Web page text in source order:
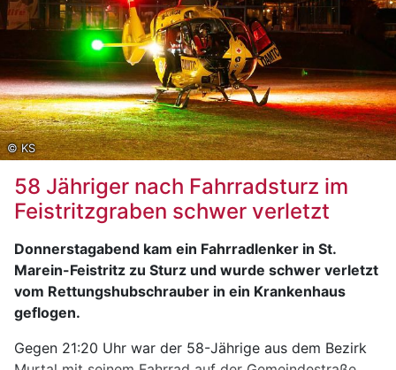
lebensgefährlichen Verletzungen vom
Rettungshubschrauber C 17 ins LKH Graz eingeliefert.
© KS
58 Jähriger nach Fahrradsturz im
Feistritzgraben schwer verletzt
Donnerstagabend kam ein Fahrradlenker in St.
Marein-Feistritz zu Sturz und wurde schwer verletzt
vom Rettungshubschrauber in ein Krankenhaus
geflogen.
Gegen 21:20 Uhr war der 58-Jährige aus dem Bezirk